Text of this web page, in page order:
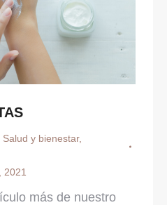
Salud y bienestar,
2021
más de nuestro